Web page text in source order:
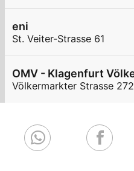
eni
St. Veiter-Strasse 61
Völkermarkter Strasse 272